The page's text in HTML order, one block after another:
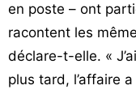
en poste – ont
racontent les
déclare-t-elle. «
plus tard, l’affaire